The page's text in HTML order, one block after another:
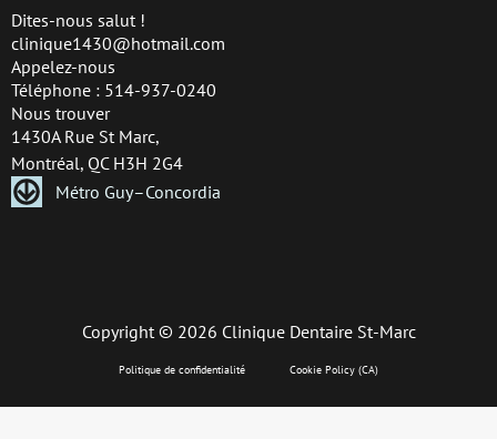
e
b
o
o
k
a
g
r
a
m
k
e
d
i
n
Dites-nous salut !
clinique1430@hotmail.com
Appelez-nous
Téléphone : 514-937-0240
Nous trouver
1430A Rue St Marc,
Montréal, QC H3H 2G4
Métro Guy–Concordia
Copyright © 2026 Clinique Dentaire St-Marc
Politique de confidentialité Cookie Policy (CA)